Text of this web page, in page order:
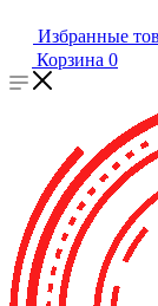
Избранные
Корзина 0